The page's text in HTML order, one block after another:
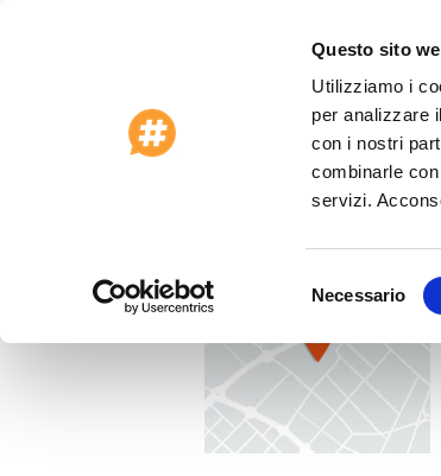
Questo sito
Utilizziamo i
per analizzare
con i nostri
combinarle
servizi.
del
Necessario
Italia >Otranto -